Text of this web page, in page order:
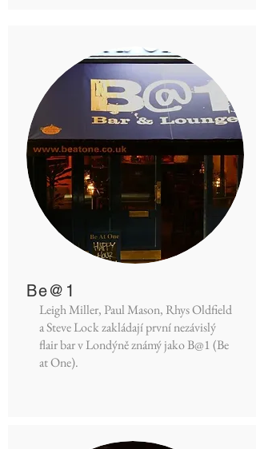
Be@1
Leigh Miller, Paul Mason, Rhys Oldfield
a Steve Lock zakládají první nezávislý
flair bar v Londýně známý jako B@1 (Be
at One).